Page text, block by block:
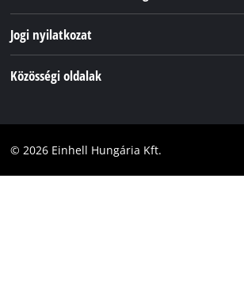
Az Einhell világszerte
Jogi nyilatkozat
Akadálymentesítési Nyilatkozat
Közösségi oldalak
Facebook
© 2026 Einhell Hungária Kft.